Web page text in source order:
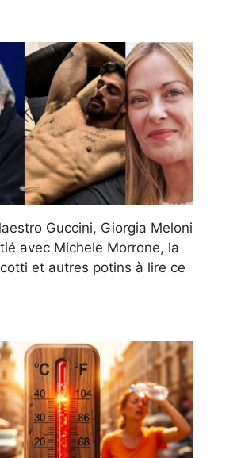
Guccini, Giorgia Meloni
avec Michele Morrone, la
et autres potins à lire ce